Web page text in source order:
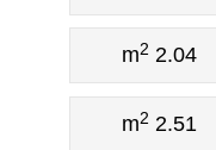
2.04 m
2
2.51 m
2